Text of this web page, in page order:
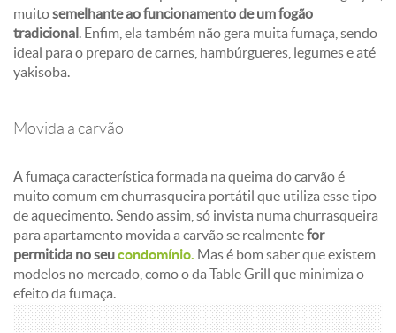
muitosemelhante ao funcionamento de um fogão
tradicional. Enfim, ela também não gera muita fumaça, sendo
ideal para o preparo de carnes, hambúrgueres, legumes e até
yakisoba.
Movida a carvão
A fumaça característica formada na queima do carvão é
muito comum em churrasqueira portátil que utiliza esse tipo
de aquecimento. Sendo assim, só invista numa churrasqueira
para apartamento movida a carvão se realmentefor
permitida no seucondomínio. Mas é bom saber que existem
modelos no mercado, como o da Table Grill que minimiza o
efeito da fumaça.